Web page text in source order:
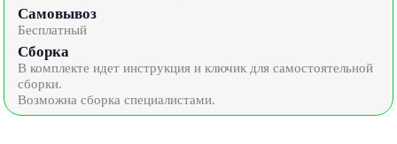
Самовывоз
Бесплатный
Сборка
В комплекте идет инструкция и ключик для самостоятельной
сборки.
Возможна сборка специалистами.